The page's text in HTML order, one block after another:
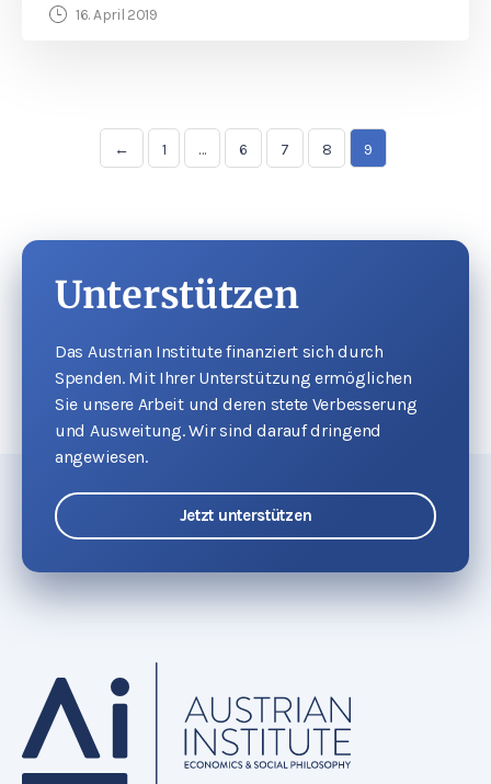
16. April 2019
← 1 … 6 7 8 9
Unterstützen
Das Austrian Institute finanziert sich durch
Spenden. Mit Ihrer Unterstützung ermöglichen
Sie unsere Arbeit und deren stete Verbesserung
und Ausweitung. Wir sind darauf dringend
angewiesen.
Jetzt unterstützen